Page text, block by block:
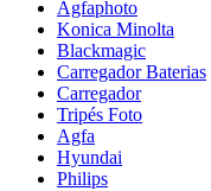
Agfaphoto
Konica Minolta
Blackmagic
Carregador Baterias
Carregador
Tripés Foto
Agfa
Hyundai
Philips